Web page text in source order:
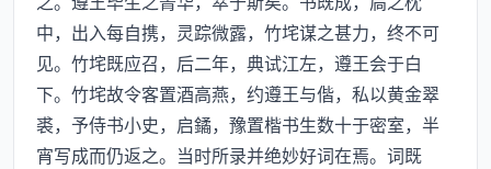
中，出入每自携，灵踪微露，竹垞谋之甚力，终不可
见。竹垞既应召，后二年，典试江左，遵王会于白
下。竹垞故令客置酒高燕，约遵王与偕，私以黄金翠
裘，予侍书小史，启鐍，豫置楷书生数十于密室，半
宵写成而仍返之。当时所录并绝妙好词在焉。词既